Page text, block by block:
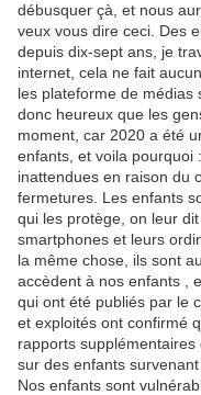
débusquer çà, et nous
veux vous dire ceci. Des
depuis dix-sept ans, je
internet, cela ne fait
les plateforme de médias
donc heureux que les
moment, car 2020 a été
enfants, et voila pourquoi
inattendues en raison du
fermetures. Les enfants
qui les protège, on leur
smartphones et leurs
la même chose, ils sont
accèdent à nos enfants ,
qui ont été publiés par le
et exploités ont confirmé
rapports
sur des enfants
Nos enfants sont